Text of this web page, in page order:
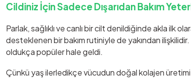
Cildiniz İçin Sadece Dışarıdan Bakım
Parlak, sağlıklı ve canlı bir cilt denildiğinde akla ilk
desteklenen bir bakım rutiniyle de yakından
oldukça popüler hale geldi.
Çünkü yaş ilerledikçe vücudun doğal kolajen üretimi